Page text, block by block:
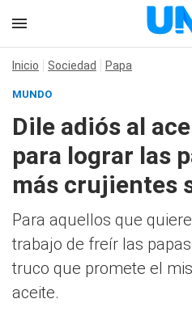
Inicio Sociedad Papa
MUNDO
Dile adiós al
para lograr las
más crujientes
Para aquellos que
trabajo de freír las
truco que promete el
aceite.